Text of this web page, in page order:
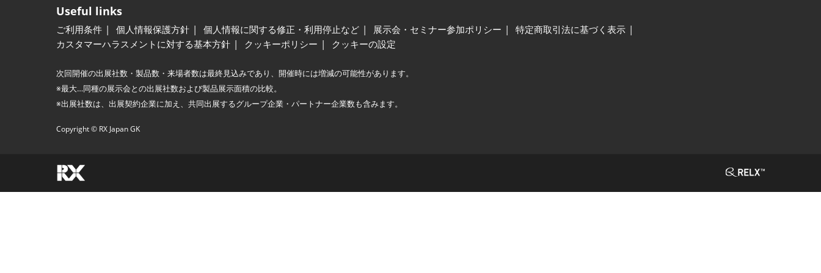
Useful links
ご利用条件 個人情報保護方針 個人情報に関する修正・利用停止など 展示会・セミナー参加ポリシー
特定商取引法に基づく表示
カスタマーハラスメントに対する基本方針
クッキーポリシー クッキーの設定
次回開催の出展社数・製品数・来場者数は最終見込みであり、開催時には増減の可能性があります。
※最大…同種の展示会との出展社数および製品展示面積の比較。
※出展社数は、出展契約企業に加え、共同出展するグループ企業・パートナー企業数も含みます。
Copyright © RX Japan GK